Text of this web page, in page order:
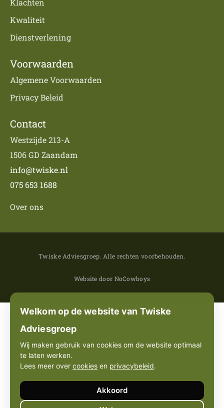
Kwaliteit
Dienstverlening
Voorwaarden
Algemene Voorwaarden
Privacy Beleid
Contact
Westzijde 213-A
1506 GD Zaandam
info@twiske.nl
075 653 1688
Over ons
Twiske Adviesgroep. Alle rechten voorbehouden.
Website door NoCowboys
Welkom op de website van Twiske
Adviesgroep
Wij maken gebruik van cookies om de website optimaal
te laten werken.
Lees meer over cookies en privacybeleid.
Akkoord